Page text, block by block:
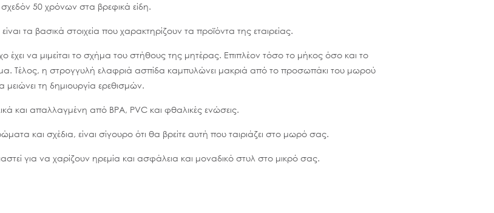
σχεδόν 50 χρόνων στα βρεφικά είδη.
τα βασικά στοιχεία που χαρακτηρίζουν τα προϊόντα της εταιρείας.
έχει να μιμείται το σχήμα του στήθους της μητέρας. Επιπλέον τόσο το μήκος όσο και το
Τέλος, η στρογγυλή ελαφριά ασπίδα καμπυλώνει μακριά από το προσωπάκι του μωρού
τη δημιουργία ερεθισμών.
και απαλλαγμένη από BPA, PVC και φθαλικές ενώσεις.
και σχέδια, είναι σίγουρο ότι θα βρείτε αυτή που ταιριάζει στο μωρό σας.
για να χαρίζουν ηρεμία και ασφάλεια και μοναδικό στυλ στο μικρό σας.